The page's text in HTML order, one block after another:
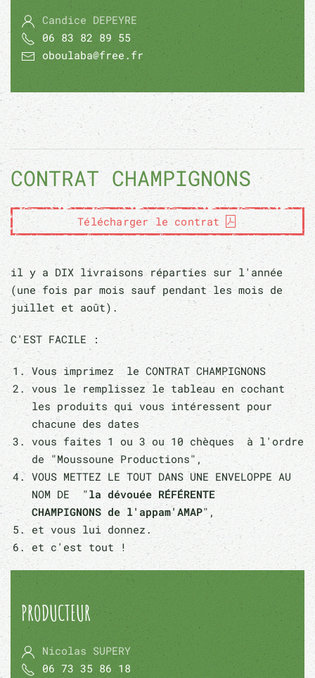
Candice DEPEYRE
06 83 82 89 55
oboulaba@free.fr
CONTRAT CHAMPIGNONS
Télécharger le contrat
il y a DIX livraisons réparties sur l'année
(une fois par mois sauf pendant les mois de
juillet et août).
C'EST FACILE :
Vous imprimez le CONTRAT CHAMPIGNONS
vous le remplissez le tableau en cochant
les produits qui vous intéressent pour
chacune des dates
vous faites 1 ou 3 ou 10 chèques à l'ordre
de "Moussoune Productions",
VOUS METTEZ LE TOUT DANS UNE ENVELOPPE AU
NOM DE "la dévouée RÉFÉRENTE
CHAMPIGNONS de l'appam'AMAP",
et vous lui donnez.
et c'est tout !
PRODUCTEUR
Nicolas SUPERY
06 73 35 86 18